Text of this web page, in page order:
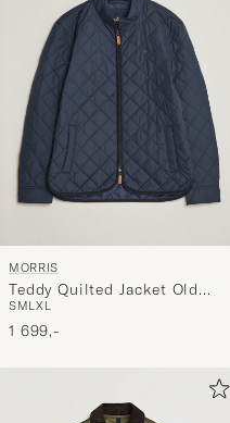
MORRIS
Teddy Quilted Jacket Old
Blue
SMLXL
1 699,-